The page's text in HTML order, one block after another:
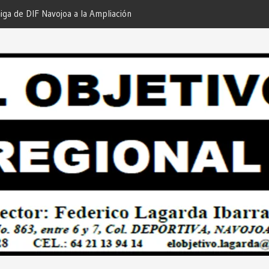
de DIF Navojoa a la Ampliación
de Servicios… Desde: Redacción
Nuestras Familias!…